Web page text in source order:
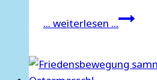
... weiterlesen ...